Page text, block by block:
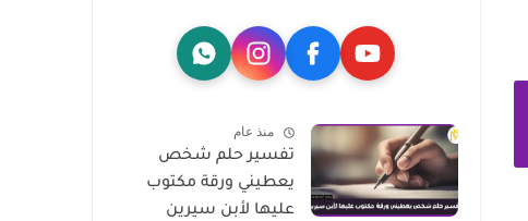
منذ عام
تفسير حلم شخص
يعطيني ورقة مكتوب
عليها لأبن سيرين